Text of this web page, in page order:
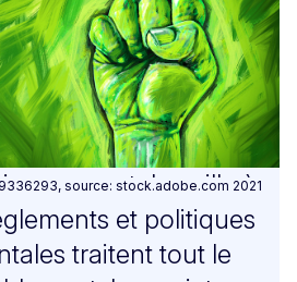
source: stock.adobe.com 2021
veille à
et politiques
traitent tout le